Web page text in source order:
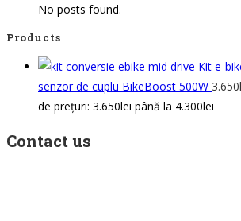
No posts found.
Products
Kit e-
senzor de cuplu BikeBoost 500W 3.650
de prețuri: 3.650lei până la 4.300lei
Contact us